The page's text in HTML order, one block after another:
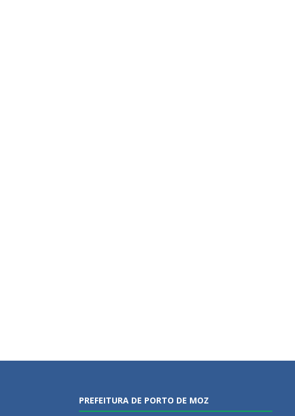
PREFEITURA DE PORTO DE MOZ